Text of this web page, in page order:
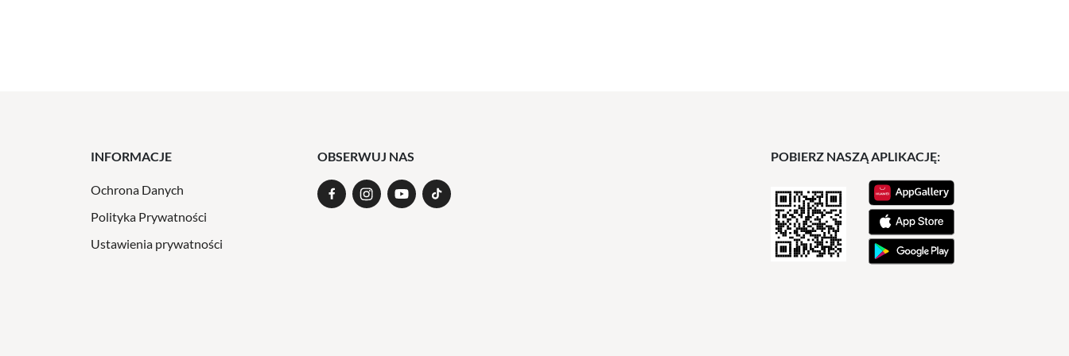
INFORMACJE
Ochrona Danych
Polityka Prywatności
Ustawienia prywatności
OBSERWUJ NAS POBIERZ NASZĄ APLIKACJĘ: